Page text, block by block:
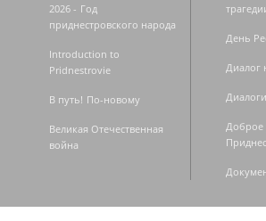
2026 - Год
приднестровского народа
Introduction to
Pridnestrovie
В путь! По-новому
Великая Отечественная
война
День
Диалог
Доброе